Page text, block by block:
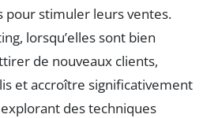
pour stimuler leurs ventes.
lorsqu’elles sont bien
de nouveaux clients,
et accroître significativement
explorant des techniques